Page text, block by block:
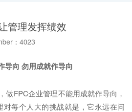
管理发挥绩效
：4023
导向 勿用成就作导向
做FPC企业管理不能用成就作导向，
对每个人大的挑战就是，它永远在问